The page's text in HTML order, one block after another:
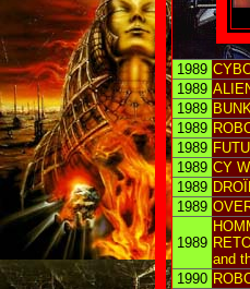
1989
1989
1989
1989
1989
1989 CY
1989
1989
1989
and
1990